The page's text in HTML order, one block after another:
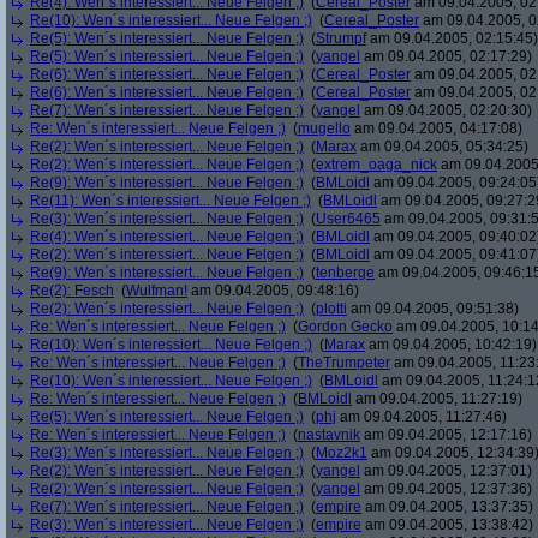
Re(10): Wen´s interessiert... Neue Felgen ;) (Cereal_Poster am 09.04.2005,
Re(5): Wen´s interessiert... Neue Felgen ;) (Strumpfam 09.04.2005, 02:15:45)
Re(5): Wen´s interessiert... Neue Felgen ;) (yangel am 09.04.2005, 02:17:29)
Re(6): Wen´s interessiert... Neue Felgen ;) (Cereal_Poster am 09.04.2005,
Re(6): Wen´s interessiert... Neue Felgen ;) (Cereal_Poster am 09.04.2005,
Re(7): Wen´s interessiert... Neue Felgen ;) (yangel am 09.04.2005, 02:20:30)
Re: Wen´s interessiert... Neue Felgen ;) (mugello am 09.04.2005, 04:17:08)
Re(2): Wen´s interessiert... Neue Felgen ;) (Marax am 09.04.2005, 05:34:25)
Re(2): Wen´s interessiert... Neue Felgen ;) (extrem_oaga_nick am
Re(9): Wen´s interessiert... Neue Felgen ;) (BMLoidl am 09.04.2005,
Re(11): Wen´s interessiert... Neue Felgen ;) (BMLoidl am 09.04.2005,
Re(3): Wen´s interessiert... Neue Felgen ;) (User6465 am 09.04.2005,
Re(4): Wen´s interessiert... Neue Felgen ;) (BMLoidl am 09.04.2005,
Re(2): Wen´s interessiert... Neue Felgen ;) (BMLoidl am 09.04.2005,
Re(9): Wen´s interessiert... Neue Felgen ;) (tenberge am 09.04.2005,
Re(2): Fesch (Wulfman! am 09.04.2005, 09:48:16)
Re(2): Wen´s interessiert... Neue Felgen ;) (plotti am 09.04.2005, 09:51:38)
Re: Wen´s interessiert... Neue Felgen ;) (Gordon Gecko am 09.04.2005,
Re(10): Wen´s interessiert... Neue Felgen ;) (Marax am 09.04.2005, 10:42:19)
Re: Wen´s interessiert... Neue Felgen ;) (TheTrumpeter am 09.04.2005,
Re(10): Wen´s interessiert... Neue Felgen ;) (BMLoidl am 09.04.2005,
Re: Wen´s interessiert... Neue Felgen ;) (BMLoidl am 09.04.2005, 11:27:19)
Re(5): Wen´s interessiert... Neue Felgen ;) (phj am 09.04.2005, 11:27:46)
Re: Wen´s interessiert... Neue Felgen ;) (nastavnik am 09.04.2005, 12:17:16)
Re(3): Wen´s interessiert... Neue Felgen ;) (Moz2k1 am 09.04.2005, 12:34:39)
Re(2): Wen´s interessiert... Neue Felgen ;) (yangel am 09.04.2005, 12:37:01)
Re(2): Wen´s interessiert... Neue Felgen ;) (yangel am 09.04.2005, 12:37:36)
Re(7): Wen´s interessiert... Neue Felgen ;) (empire am 09.04.2005, 13:37:35)
Re(3): Wen´s interessiert... Neue Felgen ;) (empire am 09.04.2005, 13:38:42)